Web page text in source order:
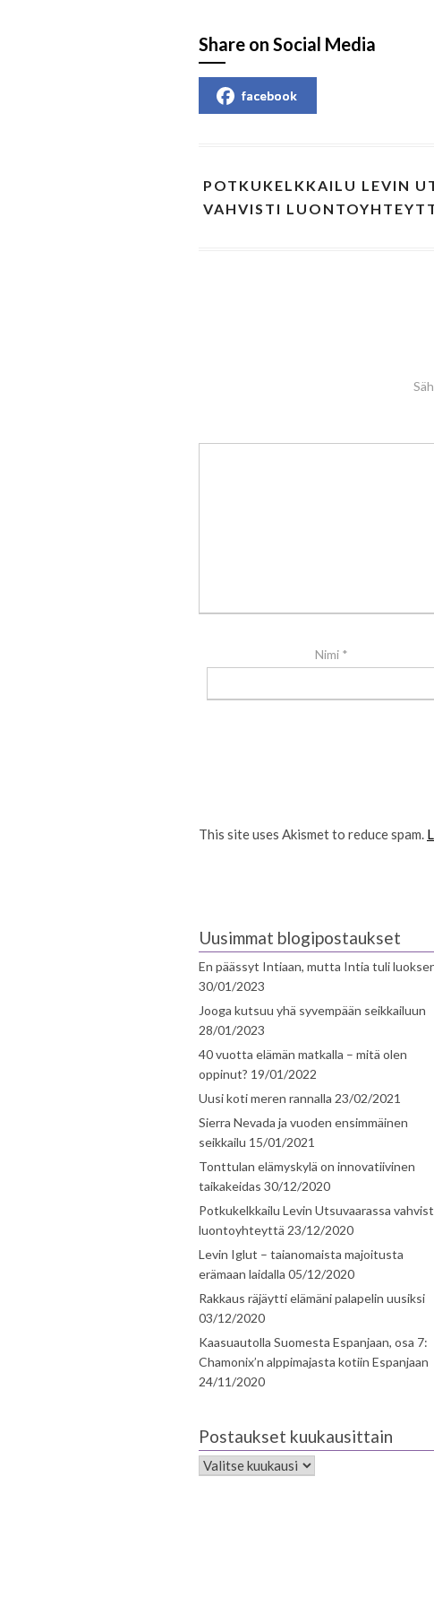
Share on Social Media
facebook
POTKUKELKKAILU LEVIN
VAHVISTI
Nimi *
This site uses Akismet to reduce spam.
Uusimmat blogipostaukset
En päässyt Intiaan, mutta Intia tuli
30/01/2023
Jooga kutsuu yhä syvempään seikkailuun
28/01/2023
40 vuotta elämän matkalla – mitä olen
oppinut? 19/01/2022
Uusi koti meren rannalla 23/02/2021
Sierra Nevada ja vuoden ensimmäinen
seikkailu 15/01/2021
Tonttulan elämyskylä on innovatiivinen
taikakeidas 30/12/2020
Potkukelkkailu Levin Utsuvaarassa
luontoyhteyttä 23/12/2020
Levin Iglut – taianomaista majoitusta
erämaan laidalla 05/12/2020
Rakkaus räjäytti elämäni palapelin uusiksi
03/12/2020
Kaasuautolla Suomesta Espanjaan, osa 7:
Chamonix’n alppimajasta kotiin Espanjaan
24/11/2020
Postaukset kuukausittain